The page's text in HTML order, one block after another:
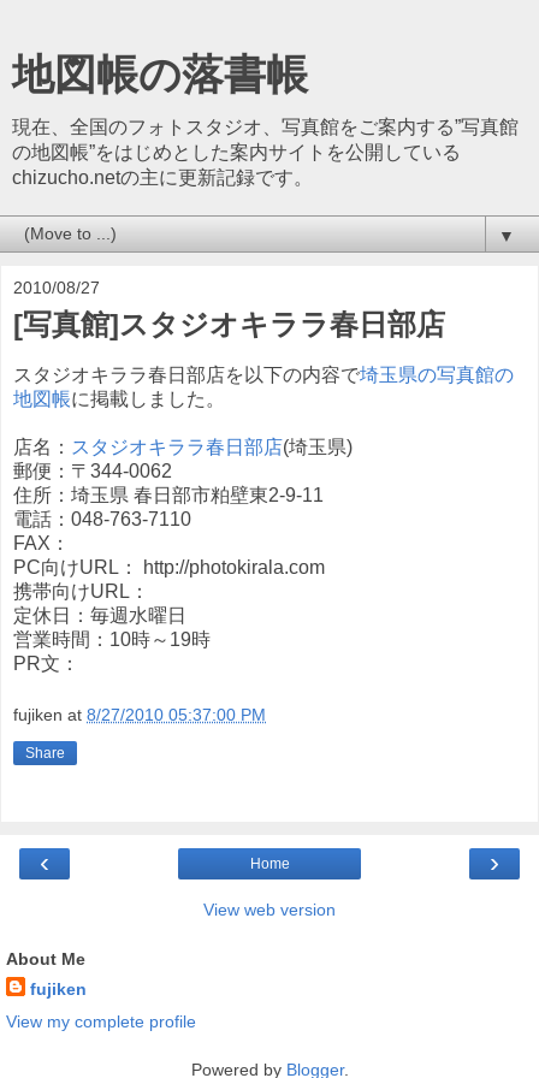
地図帳の落書帳
現在、全国のフォトスタジオ、写真館をご案内する”写真館
の地図帳”をはじめとした案内サイトを公開している
chizucho.netの主に更新記録です。
▼
2010/08/27
[写真館]スタジオキララ春日部店
スタジオキララ春日部店を以下の内容で埼玉県の写真館の
地図帳に掲載しました。
店名： スタジオキララ春日部店(埼玉県)
郵便：〒344-0062
住所：埼玉県 春日部市粕壁東2-9-11
電話：048-763-7110
FAX：
PC向けURL： http://photokirala.com
携帯向けURL：
定休日：毎週水曜日
営業時間：10時～19時
PR文：
fujiken at 8/27/2010 05:37:00 PM
Share
‹ ›
Home
View web version
About Me
fujiken
View my complete profile
Powered by Blogger.